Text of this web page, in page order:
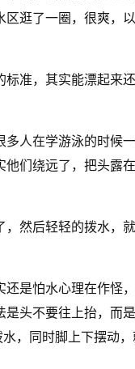
逛了一圈，很爽，
准，其实能漂起来
人在学游泳的时候
们绕远了，把头露
然后轻轻的拨水，
是怕水心理在作怪
头不要往上抬，而
，同时脚上下摆动